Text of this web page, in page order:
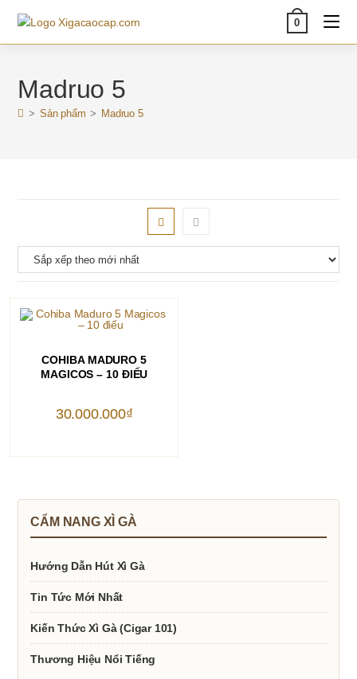
content
0
Madruo 5
> Sản phẩm > Madruo 5
COHIBA MADURO 5
MAGICOS – 10 ĐIẾU
30.000.000₫
CẨM NANG XÌ GÀ
Hướng Dẫn Hút Xì Gà
Tin Tức Mới Nhất
Kiến Thức Xì Gà (Cigar 101)
Thương Hiệu Nổi Tiếng